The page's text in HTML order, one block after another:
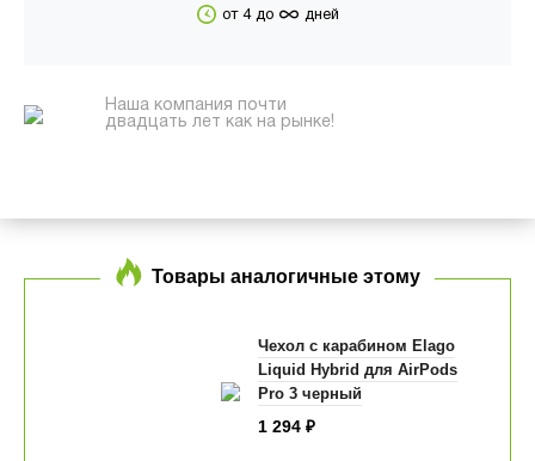
от 4 до ∞ дней
Наша компания почти
двадцать лет как на рынке!
Товары аналогичные этому
Чехол с карабином Elago
Liquid Hybrid для AirPods
Pro 3 черный
1 294 ₽